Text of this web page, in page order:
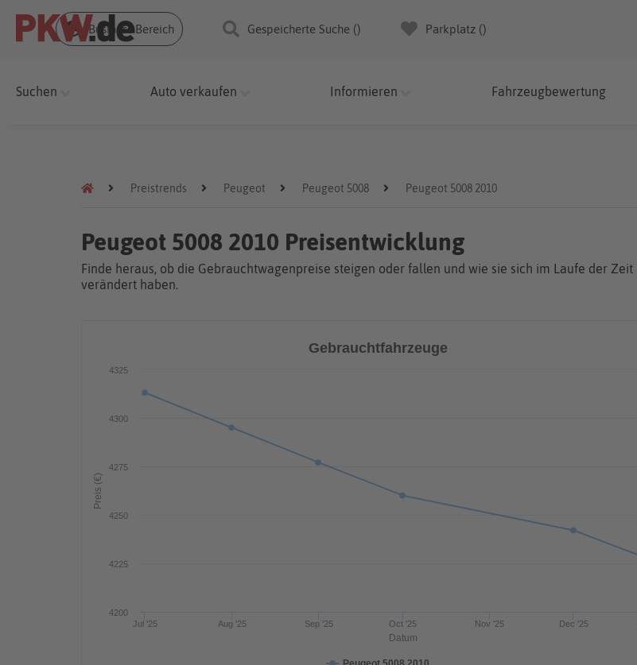
Business Bereich Gespeicherte Suche () Parkplatz ()
Suchen Auto verkaufen Informieren Fahrzeugbewertung
Preistrends Peugeot Peugeot 5008 Peugeot 5008 2010
Peugeot 5008 2010 Preisentwicklung
Finde heraus, ob die Gebrauchtwagenpreise steigen oder fallen und wie sie sich im Laufe der Zeit
verändert haben.
Datum
Preis (€)
Gebrauchtfahrzeuge
Jul '25 Aug '25 Sep '25 Oct '25 Nov '25 Dec '25
4300
4200
4225
4250
4275
4325